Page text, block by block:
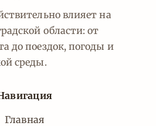
влияет на
области: от
до поездок, погоды и
среды.
Главная